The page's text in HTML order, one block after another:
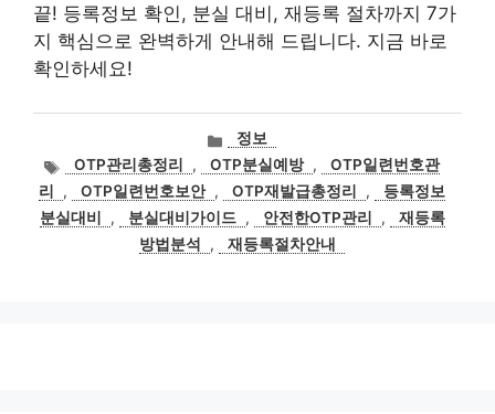
끝! 등록정보 확인, 분실 대비, 재등록 절차까지 7가
지 핵심으로 완벽하게 안내해 드립니다. 지금 바로
확인하세요!
카
테
고
리
정보
태OTP관리총정리 , OTP분실예방 ,
OTP일련번호관
리
, OTP일련번호보안 , OTP재발급총정리 ,
등록정보
분실대비
, 분실대비가이드 , 안전한OTP관리 ,
재등록
방법분석
, 재등록절차안내